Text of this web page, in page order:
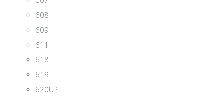
608
609
611
618
619
620UP